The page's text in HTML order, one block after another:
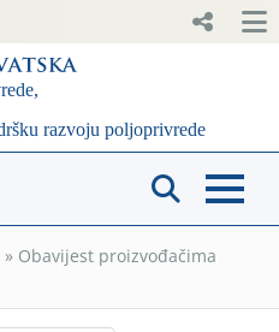
» Obavijest proizvođačima